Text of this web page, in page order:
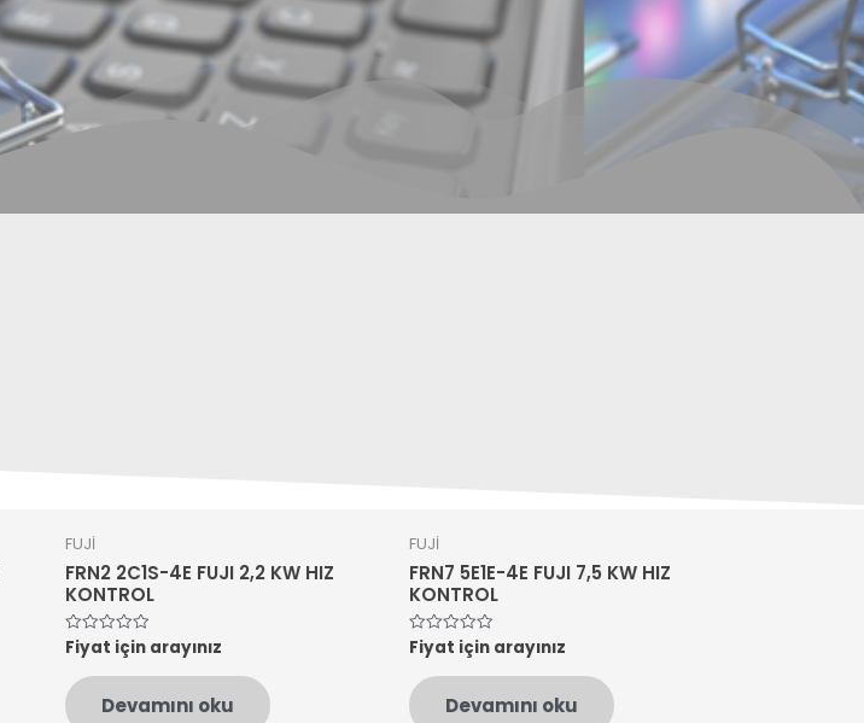
FUJİ
FRN2 2C1S-4E FUJI 2,2 KW HIZ
KONTROL
5
üzerinden
oy
aldı
Fiyat için arayınız
Devamını oku
FUJİ
FRN7 5E1E-4E FUJI 7,5 KW HIZ
KONTROL
5
üzerinden
oy
aldı
Fiyat için arayınız
Devamını oku